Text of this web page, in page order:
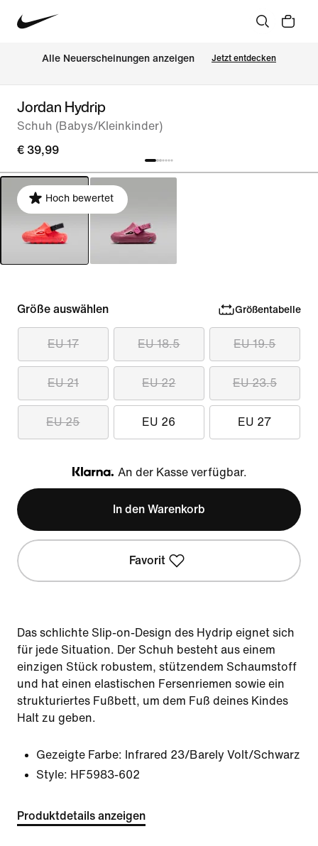
Alle Neuerscheinungen anzeigen Jetzt entdecken
Jordan Hydrip
Schuh (Babys/Kleinkinder)
€ 39,99
Hoch bewertet
Größe auswählen Größentabelle
EU 17 EU 18.5 EU 19.5
EU 21 EU 22 EU 23.5
EU 25 EU 26 EU 27
Klarna
An der Kasse verfügbar.
In den Warenkorb
Favorit
Das schlichte Slip-on-Design des Hydrip eignet sich
für jede Situation. Der Schuh besteht aus einem
einzigen Stück robustem, stützendem Schaumstoff
und hat einen elastischen Fersenriemen sowie ein
strukturiertes Fußbett, um dem Fuß deines Kindes
Halt zu geben.
Gezeigte Farbe: Infrared 23/Barely Volt/Schwarz
Style: HF5983-602
Produktdetails anzeigen